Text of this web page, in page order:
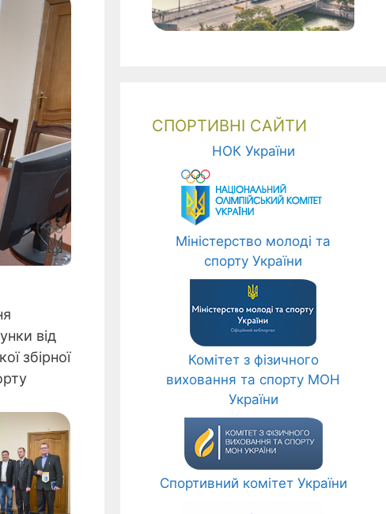
від
збірної
СПОРТИВНІ САЙТИ
НОК України
Міністерство молоді та
спорту України
Комітет з фізичного
виховання та спорту МОН
України
Спортивний комітет України